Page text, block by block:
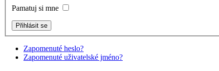
Pamatuj si mne
Zapomenuté heslo?
Zapomenuté uživatelské jméno?